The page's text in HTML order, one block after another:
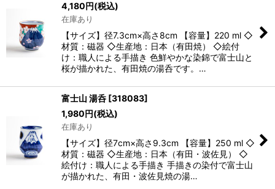
4,180円(税込)
在庫あり
【サイズ】径7.3cm×高さ8cm 【容量】220 ml ◇
材質：磁器 ◇生産地：日本（有田焼） ◇絵付
け：職人による手描き 色鮮やかな染錦で富士山と
桜が描かれた、有田焼の湯呑です。…
富士山 湯呑 [318083]
1,980円(税込)
在庫あり
【サイズ】径7cm×高さ9.3cm 【容量】250 ml ◇
材質：磁器 ◇生産地：日本（有田・波佐見） ◇
絵付け：職人による手描き 手描きの染付で富士山
が描かれた、有田・波佐見焼の湯…